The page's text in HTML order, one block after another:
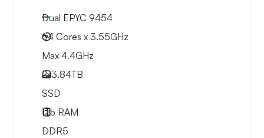
Dual EPYC 9454
64 Cores x 3.55GHz
Max 4.4GHz
2x3.84TB
SSD
1Tb RAM
DDR5